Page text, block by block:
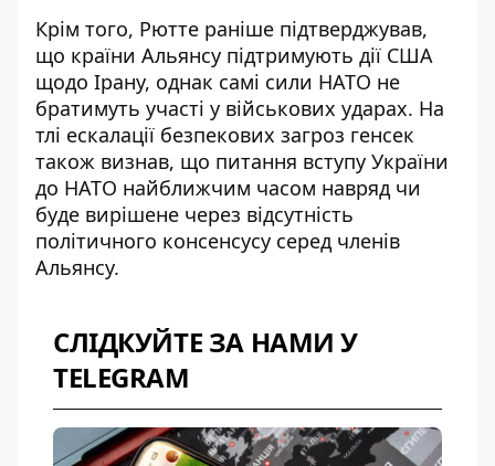
Крім того, Рютте раніше підтверджував,
що країни Альянсу підтримують дії США
щодо Ірану, однак самі сили НАТО не
братимуть участі у військових ударах. На
тлі ескалації безпекових загроз генсек
також визнав, що питання вступу України
до НАТО найближчим часом навряд чи
буде вирішене через відсутність
політичного консенсусу серед членів
Альянсу.
СЛІДКУЙТЕ ЗА НАМИ У
TELEGRAM